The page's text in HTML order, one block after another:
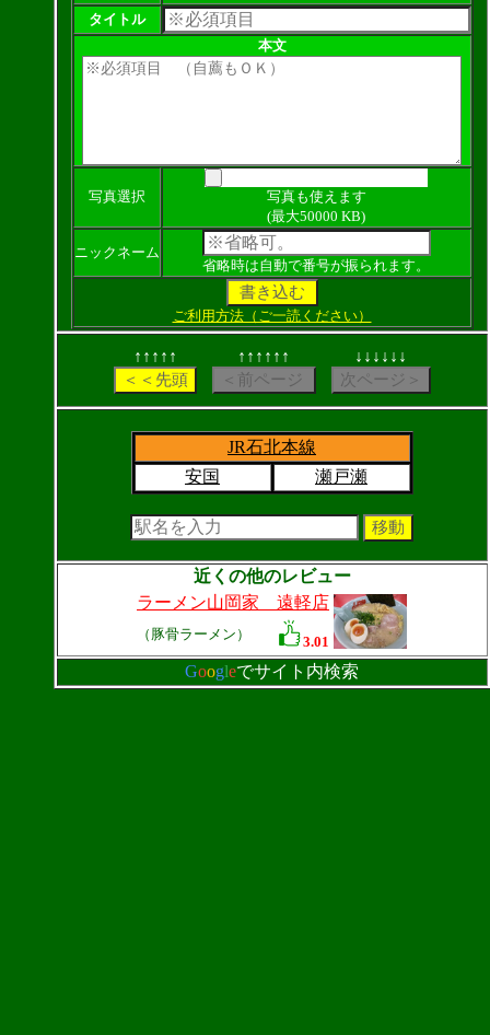
タイトル
本文
写真選択
写真も使えます
(最大50000 KB)
ニックネーム
省略時は自動で番号が振られます。
ご利用方法（ご一読ください）
↑↑↑↑↑ ↑↑↑↑↑↑ ↓↓↓↓↓↓
JR石北本線
安国
瀬戸瀬
近くの他のレビュー
ラーメン山岡家 遠軽店
（豚骨ラーメン） 3.01
Googleでサイト内検索